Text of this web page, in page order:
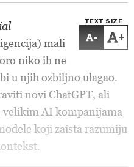
TEXT SIZE
- +
mali
niko ih ne
u njih ozbiljno ulagao.
novi ChatGPT, ali
velikim AI kompanijama
koji zaista razumiju